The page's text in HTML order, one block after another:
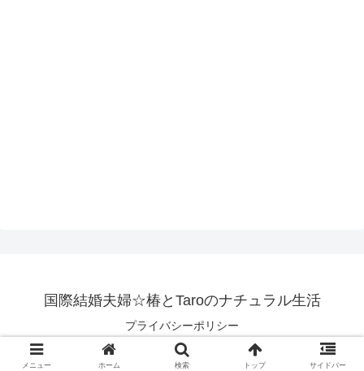
国際結婚夫婦☆椿とTaroのナチュラル生活
プライバシーポリシー
© 2019 国際結婚夫婦☆椿とTaroのナチュラル生活.
メニュー ホーム 検索 トップ サイドバー